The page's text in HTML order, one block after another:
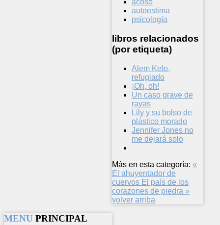
acoso
autoestima
psicología
libros relacionados
(por etiqueta)
Alem Kelo,
refugiado
¡Oh, oh!
Un caso grave de
rayas
Lily y su bolso de
plástico morado
Jennifer Jones no
me dejará solo
Más en esta categoría: «
El ahuyentador de
cuervos El país de los
corazones de piedra »
volver arriba
MENU PRINCIPAL